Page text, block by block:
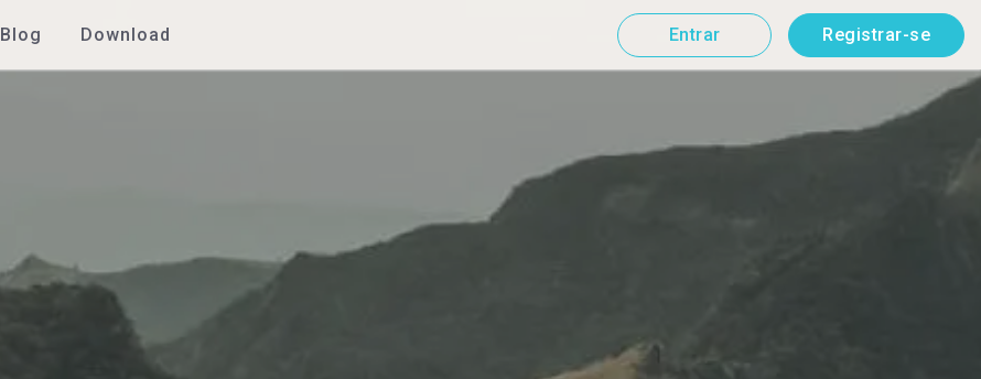
Blog Download Entrar Registrar-se